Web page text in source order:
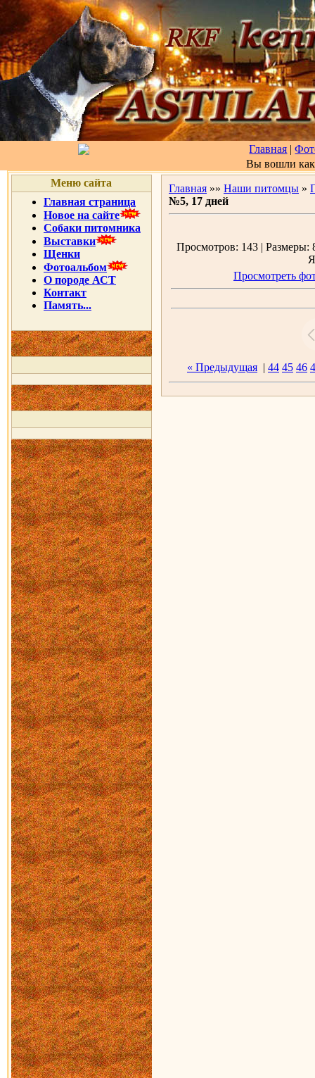
Главная |
Вы вошли
Меню сайта
Главная страница
Новое на сайте
Собаки питомника
Выставки
Щенки
Фотоальбом
О породе АСТ
Контакт
Память...
Главная »» Наши питомцы »
№5, 17 дней
Просмотров: 143 | Размеры:
Просмотреть
« Предыдущая | 44 45 46